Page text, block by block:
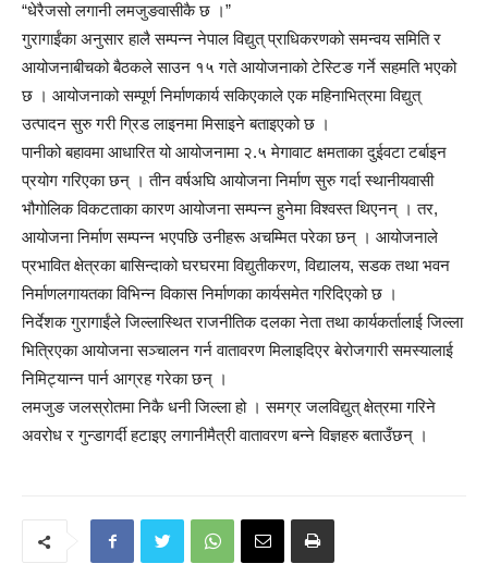
“धेरैजसो लगानी लमजुङवासीकै छ ।”
गुरागाईंका अनुसार हालै सम्पन्न नेपाल विद्युत् प्राधिकरणको समन्वय समिति र
आयोजनाबीचको बैठकले साउन १५ गते आयोजनाको टेस्टिङ गर्ने सहमति भएको
छ । आयोजनाको सम्पूर्ण निर्माणकार्य सकिएकाले एक महिनाभित्रमा विद्युत्
उत्पादन सुरु गरी ग्रिड लाइनमा मिसाइने बताइएको छ ।
पानीको बहावमा आधारित यो आयोजनामा २.५ मेगावाट क्षमताका दुईवटा टर्बाइन
प्रयोग गरिएका छन् । तीन वर्षअघि आयोजना निर्माण सुरु गर्दा स्थानीयवासी
भौगोलिक विकटताका कारण आयोजना सम्पन्न हुनेमा विश्वस्त थिएनन् । तर,
आयोजना निर्माण सम्पन्न भएपछि उनीहरू अचम्मित परेका छन् । आयोजनाले
प्रभावित क्षेत्रका बासिन्दाको घरघरमा विद्युतीकरण, विद्यालय, सडक तथा भवन
निर्माणलगायतका विभिन्न विकास निर्माणका कार्यसमेत गरिदिएको छ ।
निर्देशक गुरागाईंले जिल्लास्थित राजनीतिक दलका नेता तथा कार्यकर्तालाई जिल्ला
भित्रिएका आयोजना सञ्चालन गर्न वातावरण मिलाइदिएर बेरोजगारी समस्यालाई
निमिट्यान्न पार्न आग्रह गरेका छन् ।
लमजुङ जलस्रोतमा निकै धनी जिल्ला हो । समग्र जलविद्युत् क्षेत्रमा गरिने
अवरोध र गुन्डागर्दी हटाइए लगानीमैत्री वातावरण बन्ने विज्ञहरु बताउँछन् ।